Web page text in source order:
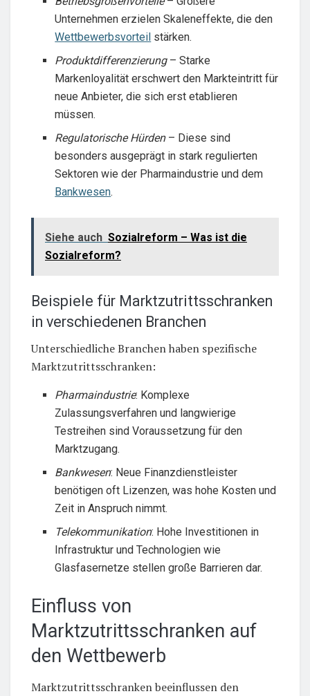
Unternehmen erzielen Skaleneffekte, die den
Wettbewerbsvorteil stärken.
Produktdifferenzierung– Starke
Markenloyalität erschwert den Markteintritt für
neue Anbieter, die sich erst etablieren
müssen.
Regulatorische Hürden– Diese sind
besonders ausgeprägt in stark regulierten
Sektoren wie der Pharmaindustrie und dem
Bankwesen.
Siehe auch Sozialreform – Was ist die
Sozialreform?
Beispiele für Marktzutrittsschranken
in verschiedenen Branchen
Unterschiedliche Branchen haben spezifische
Marktzutrittsschranken:
Pharmaindustrie: Komplexe
Zulassungsverfahren und langwierige
Testreihen sind Voraussetzung für den
Marktzugang.
Bankwesen: Neue Finanzdienstleister
benötigen oft Lizenzen, was hohe Kosten und
Zeit in Anspruch nimmt.
Telekommunikation: Hohe Investitionen in
Infrastruktur und Technologien wie
Glasfasernetze stellen große Barrieren dar.
Einfluss von
Marktzutrittsschranken auf
den Wettbewerb
Marktzutrittsschranken beeinflussen den